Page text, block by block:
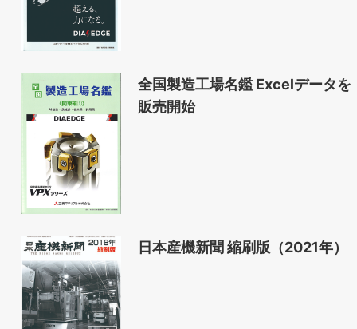
全国製造工場名鑑 Excelデータを
販売開始
日本産機新聞 縮刷版（2021年）